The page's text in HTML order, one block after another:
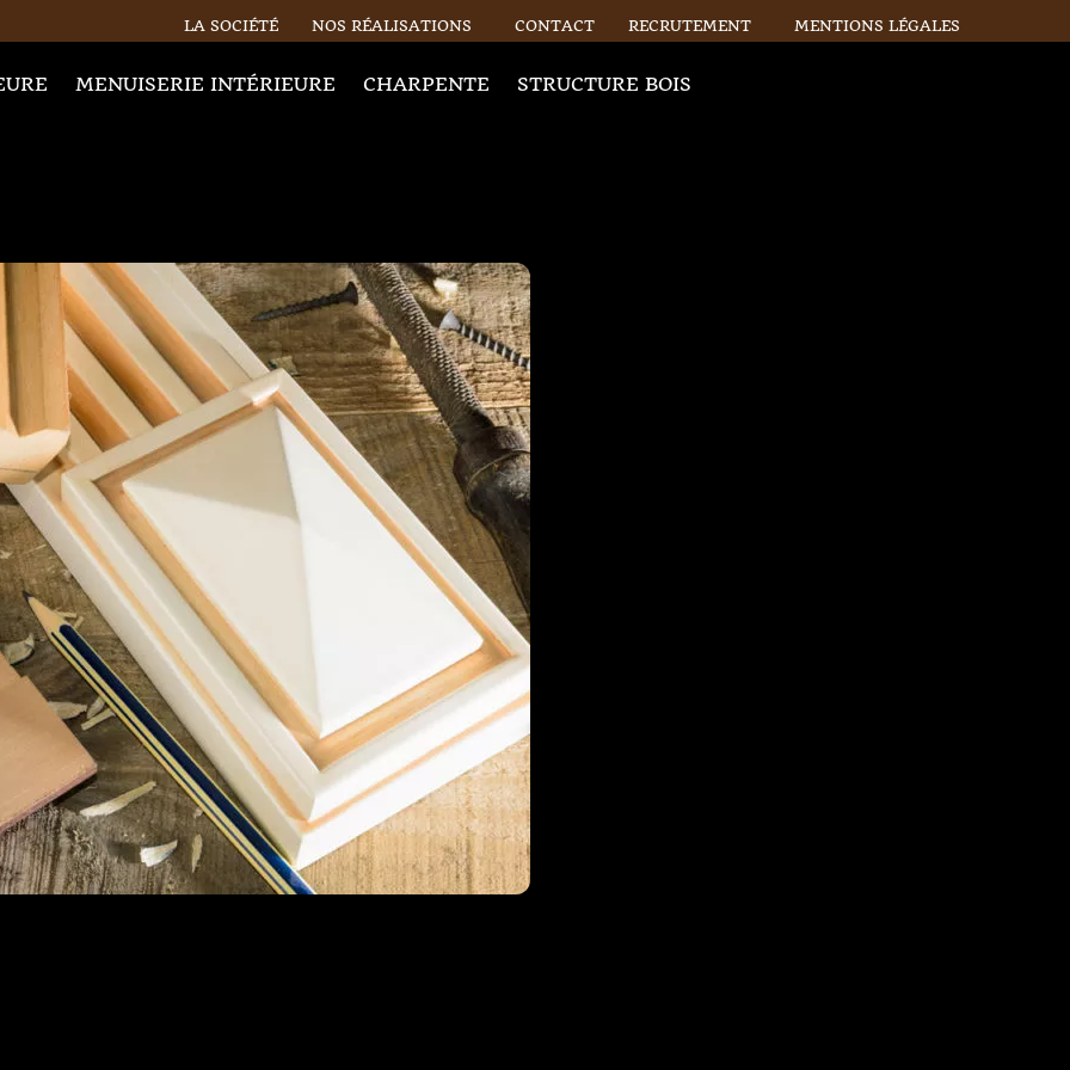
LA SOCIÉTÉ NOS RÉALISATIONS CONTACT RECRUTEMENT MENTIONS LÉGALES
MENUISERIE INTÉRIEURE CHARPENTE STRUCTURE BOIS